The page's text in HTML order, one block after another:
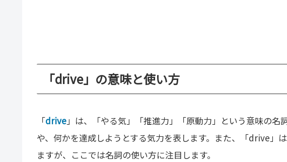
「drive」の意味と使い方
「drive」は、「やる気」「推進力」「原動力」という意味の名
や、何かを達成しようとする気力を表します。また、「drive」
ますが、ここでは名詞の使い方に注目します。